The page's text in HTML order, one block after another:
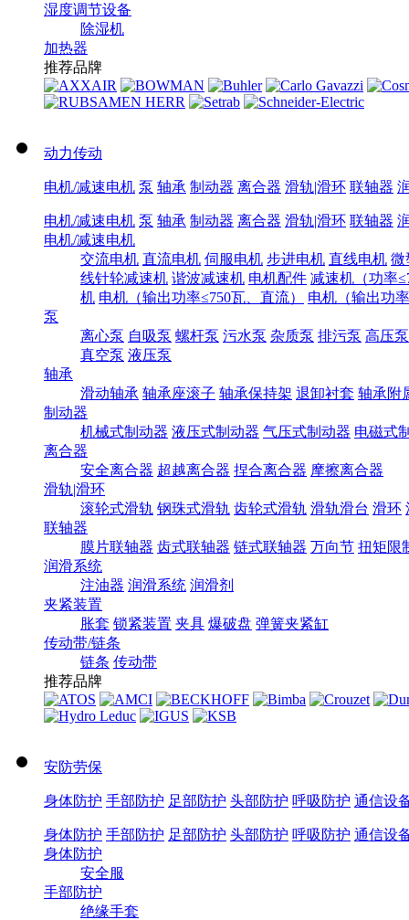
湿度调节设备
除湿机
加热器
推荐品牌
动力传动
电机/减速电机 泵 轴承 制动器 离合器 滑轨|滑环 联轴器
电机/减速电机 泵 轴承 制动器 离合器 滑轨|滑环 联轴器
电机/减速电机
交流电机 直流电机 伺服电机 步进电机 直线电机 微
线针轮减速机 谐波减速机 电机配件 减速机（功率
机 电机（输出功率≤750瓦、直流）
电机（输出功
泵
离心泵 自吸泵 螺杆泵 污水泵 杂质泵 排污泵 高压泵
真空泵 液压泵
轴承
滑动轴承 轴承座滚子 轴承保持架 退卸衬套 轴承附
制动器
机械式制动器 液压式制动器 气压式制动器 电磁式
离合器
安全离合器 超越离合器 捏合离合器 摩擦离合器
滑轨|滑环
滚轮式滑轨 钢珠式滑轨 齿轮式滑轨 滑轨滑台 滑环
联轴器
膜片联轴器 齿式联轴器 链式联轴器 万向节 扭矩限
润滑系统
注油器 润滑系统 润滑剂
夹紧装置
胀套 锁紧装置 夹具 爆破盘 弹簧夹紧缸
传动带/链条
链条 传动带
推荐品牌
安防劳保
身体防护 手部防护 足部防护 头部防护 呼吸防护 通信设
身体防护 手部防护 足部防护 头部防护 呼吸防护 通信设
身体防护
安全服
手部防护
绝缘手套